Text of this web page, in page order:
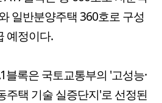
일반분양주택 360호로 구성
예정이다.
블록은 국토교통부의 '고성능·
주택 기술 실증단지'로 선정된